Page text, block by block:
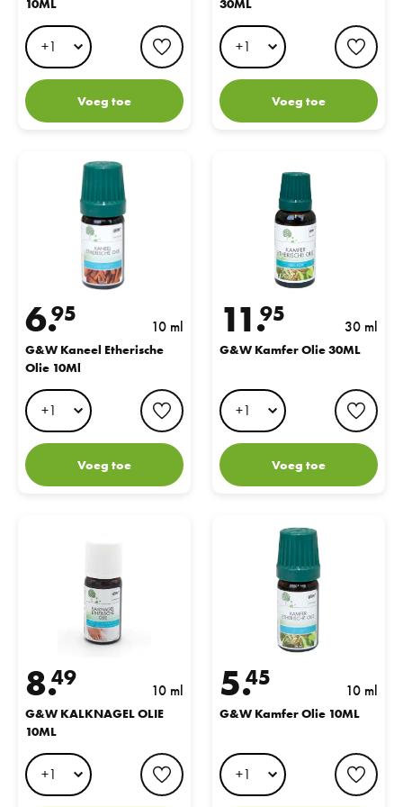
10ML
favorite button
Voeg toe
30ML
Voeg toe
G&W Kaneel Etherische Olie 10Ml
6.
95 10 ml
G&W Kaneel Etherische
Olie 10Ml
favorite button
Voeg toe
11.
95 30 ml
G&W Kamfer Olie 30ML
Voeg toe
8.49 10 ml
G&W KALKNAGEL OLIE
10ML
favorite button
G&W Kamfer Olie 10ML
5.
45 10 ml
G&W Kamfer Olie 10ML